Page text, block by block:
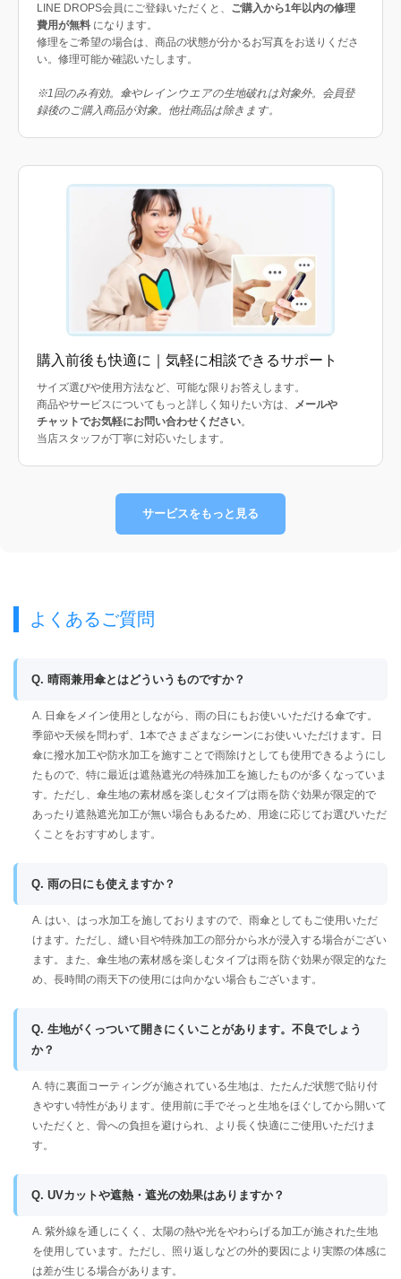
LINE DROPS会員にご登録いただくと、 ご購入から1年以内の修理
費用が無料 になります。
修理をご希望の場合は、商品の状態が分かるお写真をお送りくださ
い。修理可能か確認いたします。
※1回のみ有効。傘やレインウエアの生地破れは対象外。会員登
録後のご購入商品が対象。他社商品は除きます。
購入前後も快適に｜気軽に相談できるサポート
サイズ選びや使用方法など、可能な限りお答えします。
商品やサービスについてもっと詳しく知りたい方は、
メールや
チャットでお気軽にお問い合わせください。
当店スタッフが丁寧に対応いたします。
サービスをもっと見る
よくあるご質問
Q. 晴雨兼用傘とはどういうものですか？
A. 日傘をメイン使用としながら、雨の日にもお使いいただける傘です。
季節や天候を問わず、1本でさまざまなシーンにお使いいただけます。日
傘に撥水加工や防水加工を施すことで雨除けとしても使用できるようにし
たもので、特に最近は遮熱遮光の特殊加工を施したものが多くなっていま
す。ただし、傘生地の素材感を楽しむタイプは雨を防ぐ効果が限定的で
あったり遮熱遮光加工が無い場合もあるため、用途に応じてお選びいただ
くことをおすすめします。
Q. 雨の日にも使えますか？
A. はい、はっ水加工を施しておりますので、雨傘としてもご使用いただ
けます。ただし、縫い目や特殊加工の部分から水が浸入する場合がござい
ます。また、傘生地の素材感を楽しむタイプは雨を防ぐ効果が限定的なた
め、長時間の雨天下の使用には向かない場合もございます。
Q. 生地がくっついて開きにくいことがあります。不良でしょう
か？
A. 特に裏面コーティングが施されている生地は、たたんだ状態で貼り付
きやすい特性があります。使用前に手でそっと生地をほぐしてから開いて
いただくと、骨への負担を避けられ、より長く快適にご使用いただけま
す。
Q. UVカットや遮熱・遮光の効果はありますか？
A. 紫外線を通しにくく、太陽の熱や光をやわらげる加工が施された生地
を使用しています。ただし、照り返しなどの外的要因により実際の体感に
は差が生じる場合があります。